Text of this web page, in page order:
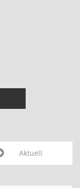
Aktuell